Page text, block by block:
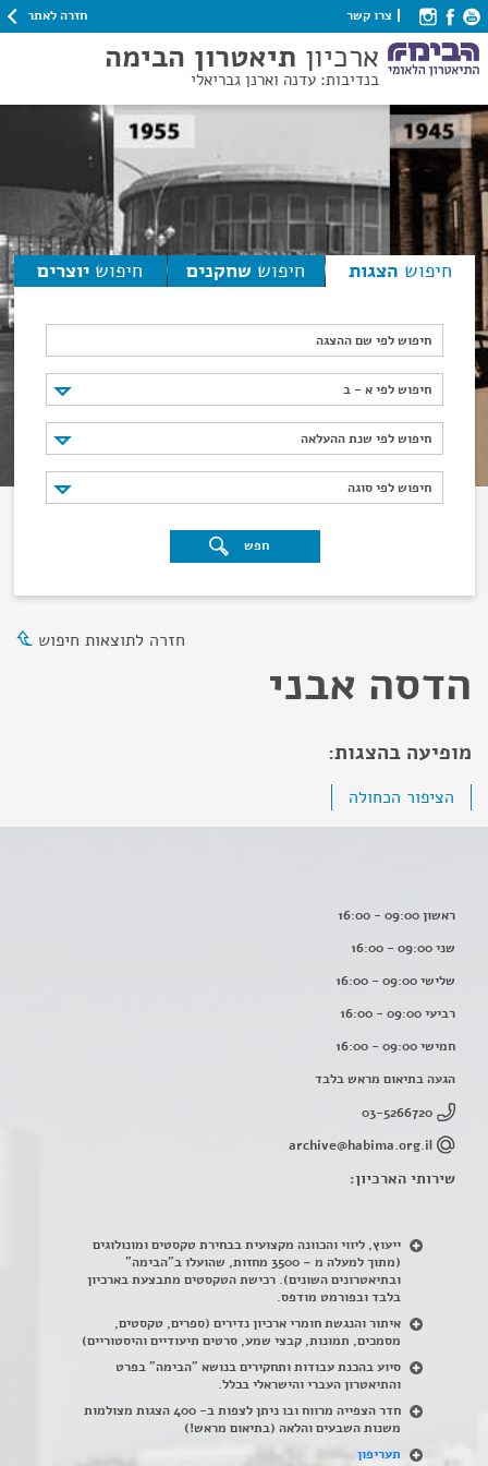
צרו קשר חזרה לאתר
ארכיון תיאטרון הבימה
בנדיבות: עדנה וארנן גבריאלי
חיפוש הצגות חיפוש שחקנים חיפוש יוצרים
חיפוש לפי שם ההצגה
חיפוש לפי א - ב
חיפוש לפי א - ב
חיפוש לפי שנת ההעלאה
חיפוש לפי שנת ההעלאה
חיפוש לפי סוגה
חיפוש לפי סוגה
חפש
חזרה לתוצאות חיפוש
הדסה אבני
מופיעה בהצגות:
הציפור הכחולה
ראשון 09:00 - 16:00
שני 09:00 - 16:00
שלישי 09:00 - 16:00
רביעי 09:00 - 16:00
חמישי 09:00 - 16:00
הגעה בתיאום מראש בלבד
03-5266720
archive@habima.org.il
שירותי הארכיון:
ייעוץ, ליווי והכוונה מקצועית בבחירת טקסטים ומונולוגים
(מתוך למעלה מ – 3500 מחזות, שהועלו ב"הבימה"
ובתיאטרונים השונים). רכישת הטקסטים מתבצעת בארכיון
בלבד ובפורמט מודפס.
איתור והנגשת חומרי ארכיון נדירים (ספרים, טקסטים,
מסמכים, תמונות, קבצי שמע, סרטים תיעודיים והיסטוריים)
סיוע בהכנת עבודות ותחקירים בנושא "הבימה" בפרט
והתיאטרון העברי והישראלי בכלל.
חדר הצפייה מרווח ובו ניתן לצפות ב- 400 הצגות מצולמות
משנות השבעים והלאה (בתיאום מראש!)
תעריפון